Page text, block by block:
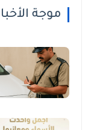
موجة